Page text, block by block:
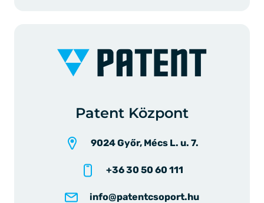
Patent Központ
9024 Győr, Mécs L. u. 7.
+36 30 50 60 111
info@patentcsoport.hu